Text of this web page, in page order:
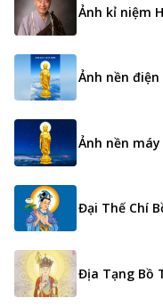
Ảnh kỉ niệm
Ảnh nền
Ảnh nền
Đại Thế Chí
Địa Tạng Bồ